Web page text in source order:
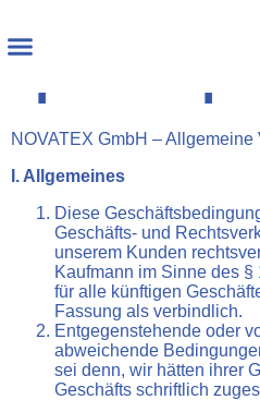
Splošni
NOVATEX GmbH –
I. Allgemeines
Diese
Geschäfts- und
unserem Kunden
Kaufmann im Sinne des
für alle künftigen
Fassung als verbindlich.
Entgegenstehende oder
abweichende
sei denn, wir hätten ihrer
Geschäfts schriftlich